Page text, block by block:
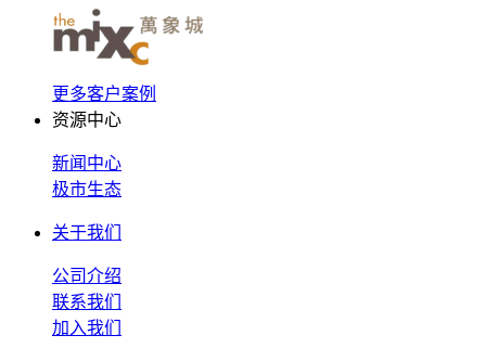
更多客户案例
资源中心
新闻中心
极市生态
关于我们
公司介绍
联系我们
加入我们